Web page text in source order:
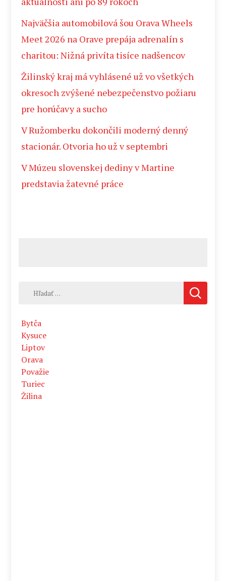
Najväčšia automobilová šou Orava Wheels
Meet 2026 na Orave prepája adrenalín s
charitou: Nižná privíta tisíce nadšencov
Žilinský kraj má vyhlásené už vo všetkých
okresoch zvýšené nebezpečenstvo požiaru
pre horúčavy a sucho
V Ružomberku dokončili moderný denný
stacionár. Otvoria ho už v septembri
V Múzeu slovenskej dediny v Martine
predstavia žatevné práce
Hľadať:
Bytča
Kysuce
Liptov
Orava
Považie
Turiec
Žilina